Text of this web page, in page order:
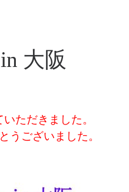
大阪
ただきました。
うございました。